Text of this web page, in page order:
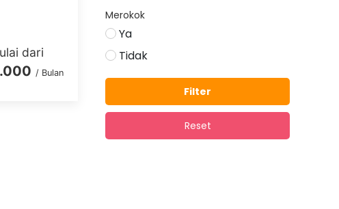
dari
/ Bulan
Merokok
Ya
Tidak
Filter
Reset